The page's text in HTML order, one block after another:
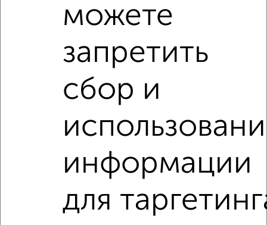
Попядка нет. Уж извините за сравнение. Говорят, что
будет фонтан. Вам нужен фонтан около дома?
стороны уже построены три высотки Грин Сити.
Рядом высотка Скай Лайн. Впереди 3 или 4 высотки
К тому же, я узнавала, ипотека будет дорогая с
высоким процентом. Так что ничего хорошего я не
Снимала квартиру на Новаторов 10 лет назад. Очень
тихий район. С тез пор в него влюбилась. Никакого
непонятного контингента не встречала. Поезда
ходили очень редко, меня не напрягали. Хотя окна
выходили прямо на жд. Главное, чтобы был
обещанный паркинг, тк на данное время в районе
можете
запретить
сбор и
информации
для